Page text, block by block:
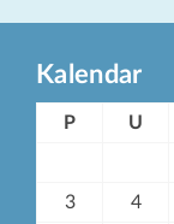
Kalendar
P U
3 4